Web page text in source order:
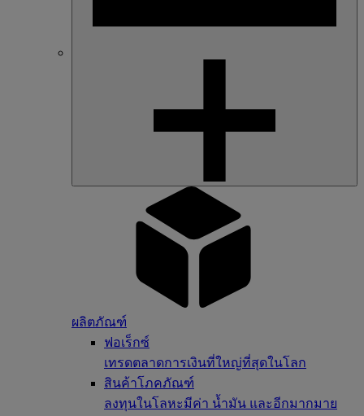
ผลิตภัณฑ์
ฟอเร็กซ์
เทรดตลาดการเงินที่ใหญ่ที่สุดในโลก
สินค้าโภคภัณฑ์
ลงทุนในโลหะมีค่า น้ำมัน และอีกมากมาย